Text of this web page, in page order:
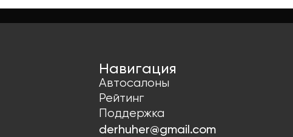
Навигация
Автосалоны
Рейтинг
Поддержка
derhuher@gmail.com